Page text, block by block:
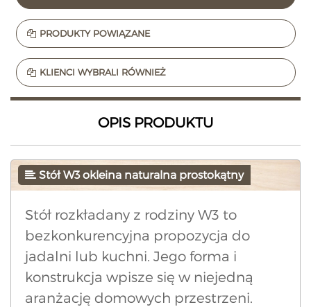
PRODUKTY POWIĄZANE
KLIENCI WYBRALI RÓWNIEŻ
OPIS PRODUKTU
Stół W3 okleina naturalna prostokątny
Stół rozkładany z rodziny W3 to
bezkonkurencyjna propozycja do
jadalni lub kuchni. Jego forma i
konstrukcja wpisze się w niejedną
aranżację domowych przestrzeni.